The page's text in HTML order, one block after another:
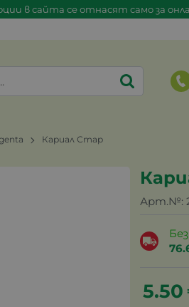
в сайта се отнасят само за
Кариал Стар
Арт.№:
5.50